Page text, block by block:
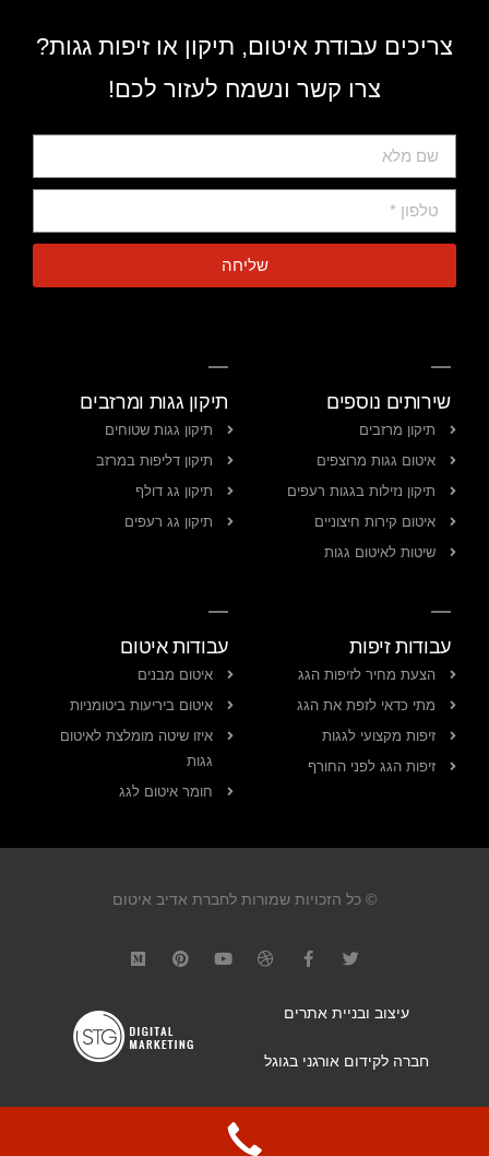
צריכים עבודת איטום, תיקון או זיפות גגות?
צרו קשר ונשמח לעזור לכם!
שליחה
שירותים נוספים
תיקון מרזבים
איטום גגות מרוצפים
תיקון נזילות בגגות רעפים
איטום קירות חיצוניים
שיטות לאיטום גגות
תיקון גגות ומרזבים
תיקון גגות שטוחים
תיקון דליפות במרזב
תיקון גג דולף
תיקון גג רעפים
עבודות זיפות
הצעת מחיר לזיפות הגג
מתי כדאי לזפת את הגג
זיפות מקצועי לגגות
זיפות הגג לפני החורף
עבודות איטום
איטום מבנים
איטום ביריעות ביטומניות
איזו שיטה מומלצת לאיטום
גגות
חומר איטום לגג
© כל הזכויות שמורות לחברת אדיב איטום
עיצוב ובניית אתרים
חברה לקידום אורגני בגוגל